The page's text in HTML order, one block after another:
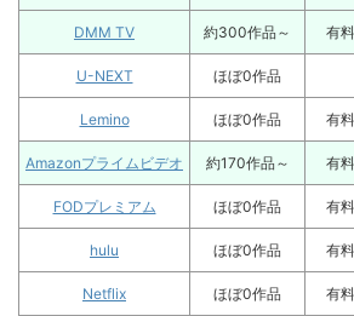
DMM TV 約300作品～ 有
U-NEXT ほぼ0作品
Lemino ほぼ0作品 有
Amazonプライムビデオ 約170作品～ 有
FODプレミアム ほぼ0作品 有
hulu ほぼ0作品 有
Netflix ほぼ0作品 有